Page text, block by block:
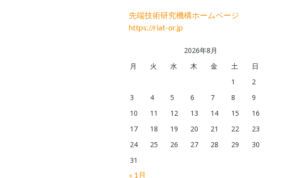
カ
イ
先端技術研究機構ホームページ
https://riat-or.jp
2026年8月
月
火 水 木 金 土
日
1
2
3
4 5 6 7 8
9
10
11 12 13 14 15
16
17
18 19 20 21 22
23
24
25 26 27 28 29
30
31
« 1月